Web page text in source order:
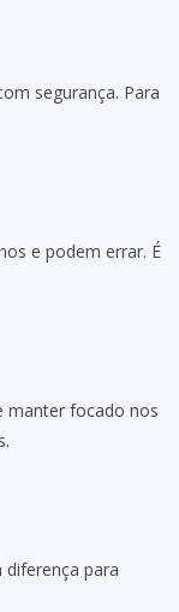
segurança. Para
e podem errar. É
manter focado nos
diferença para